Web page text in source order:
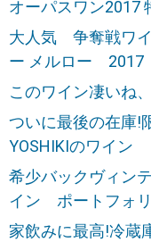
オーパスワン2017
大人気 争奪戦ワイ
ー メルロー 2017
このワイン凄いね
ついに最後の在庫!
YOSHIKIのワイン
希少バックヴィン
イン ポートフォ
家飲みに最高!冷蔵